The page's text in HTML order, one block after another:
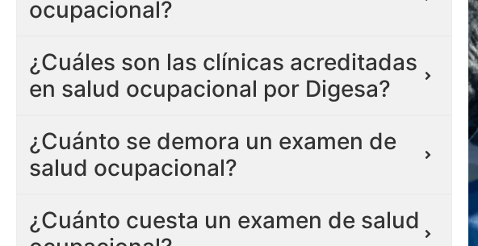
ocupacional?
¿Cuáles son las clínicas acreditadas
en salud ocupacional por Digesa?
¿Cuánto se demora un examen de
salud ocupacional?
¿Cuánto cuesta un examen de salud